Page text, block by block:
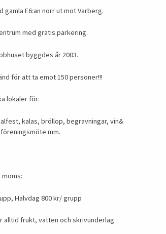
gamla E6:an norr ut mot Varberg.
med gratis parkering.
byggdes år 2003.
för att ta emot 150 personer!!!
lokaler för:
kalas, bröllop, begravningar, vin&
mm.
Halvdag 800 kr/ grupp
alltid frukt, vatten och skrivunderlag